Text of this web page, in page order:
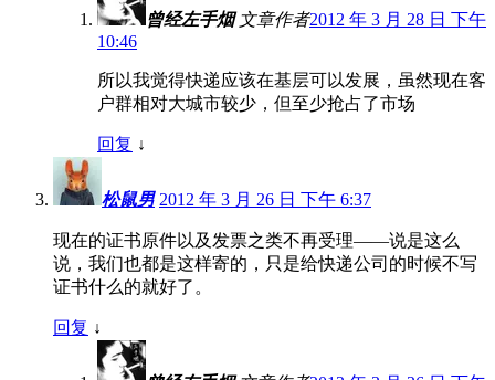
曾经左手烟 文章作者2012 年 3 月 28 日 下午
10:46
所以我觉得快递应该在基层可以发展，虽然现在客
户群相对大城市较少，但至少抢占了市场
回复 ↓
松鼠男 2012 年 3 月 26 日 下午 6:37
现在的证书原件以及发票之类不再受理——说是这么
说，我们也都是这样寄的，只是给快递公司的时候不写
证书什么的就好了。
回复 ↓